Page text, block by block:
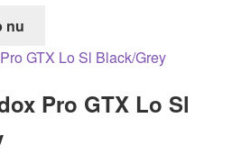
nu
Pro GTX Lo Sl